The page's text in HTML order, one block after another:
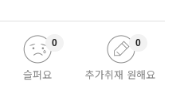
슬퍼요
0
추가취재 원해요
0